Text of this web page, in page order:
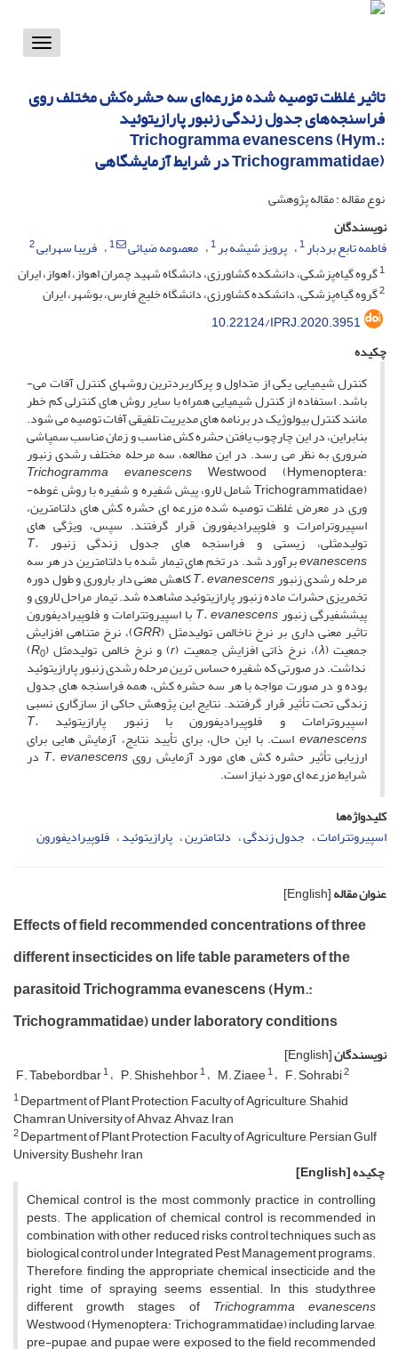
Toggle
تاثیر غلظت توصیه شده مزرعه‌ای سه حشره‌کش مختلف روی
فراسنجه‌های جدول زندگی زنبور پارازیتوئید
Trichogramma evanescens (Hym.:
Trichogrammatidae) در شرایط آزمایشگاهی
نوع مقاله : مقاله پژوهشی
نویسندگان
فاطمه تابع بردبار1 پرویز شیشه بر1 معصومه ضیائی 1 فریبا سهرابی2
1گروه گیاه‌پزشکی، دانشکده کشاورزی، دانشگاه شهید چمران اهواز، اهواز، ایران
2گروه گیاه‌پزشکی، دانشکده کشاورزی، دانشگاه خلیج فارس، بوشهر، ایران
10.22124/IPRJ.2020.3951
چکیده
کنترل شیمیایی یکی از متداول­ و پرکاربردترین روش­های کنترل آفات می­
باشد. استفاده از کنترل شیمیایی همراه با سایر روش ­های کنترلی کم­ خطر
مانند کنترل بیولوژیک در برنامه ­های مدیریت تلفیقی آفات توصیه می ­شود.
بنابراین، در این چارچوب یافتن حشره­ کش مناسب و زمان مناسب سم­پاشی
ضروری به نظر می­ رسد. در این مطالعه، سه مرحله مختلف رشدی زنبور
Trichogramma evanescens Westwood (Hymenoptera:
Trichogrammatidae) شامل لارو، پیش­­ شفیره و شفیره با روش غوطه­
وری در معرض غلظت توصیه شده مزرعه ­ای حشره­ کش­ های دلتامترین،
اسپیروترامرات و فلوپیرادیفورون قرار گرفتند. سپس، ویژگی­ های
تولیدمثلی، زیستی و فراسنجه ­های جدول زندگی زنبور T.
evanescensبرآورد شد. در تخم­ های تیمار شده با دلتامترین در هر سه
مرحله رشدی زنبورT. evanescensکاهش معنی­ دار باروری و طول دوره
تخمریزی حشرات ماده زنبور پارازیتوئید مشاهده شد. تیمار مراحل لاروی و
پیش­شفیرگی زنبورT. evanescensبا اسپیروتترامات و فلوپیرادیفورون
تاثیر معنی ­داری بر نرخ ناخالص تولیدمثل (GRR)، نرخ متناهی افزایش
جمعیت (λ)، نرخ ذاتی افزایش جمعیت (r) و نرخ خالص تولیدمثل ( R0
)
نداشت. در صورتی­ که شفیره حساس ­ترین مرحله رشدی زنبور پارازیتوئید
بوده و در صورت مواجه با هر سه حشره کش، همه فراسنجه­ های جدول
زندگی تحت تأثیر قرار گرفتند. نتایج این پژوهش حاکی از سازگاری نسبی
اسپیروترامات و فلوپیرادیفورون با زنبور پارازیتوئید T.
evanescens است. با این حال، برای تأیید نتایج، آزمایش ­هایی برای
ارزیابی تأثیر حشره ­کش ­های مورد آزمایش رویT. evanescens در
شرایط مزرعه ­ای مورد نیاز است.
کلیدواژه‌ها
اسپیروتترامات جدول زندگی دلتامترین پارازیتوئید فلوپیرادیفورون
عنوان مقاله[English]
Effects of field recommended concentrations of three
different insecticides on life table parameters of the
parasitoid Trichogramma evanescens (Hym.:
Trichogrammatidae) under laboratory conditions
نویسندگان[English]
F. Tabebordbar1 P. Shishehbor1 M. Ziaee1 F. Sohrabi2
1Department of Plant Protection, Faculty of Agriculture, Shahid
Chamran University of Ahvaz, Ahvaz, Iran
2Department of Plant Protection, Faculty of Agriculture, Persian Gulf
University, Bushehr, Iran
چکیده[English]
Chemical control is the most commonly practice in controlling
pests. The application of chemical control is recommended in
combination with other reduced risks control techniques such as
biological control under Integrated Pest Management programs.
Therefore, finding the appropriate chemical insecticide and the
right time of spraying seems essential. In this study,three
different growth stages of Trichogrammaevanescens
Westwood (Hymenoptera: Trichogrammatidae) including larvae,
pre-pupae, and pupae were exposed to the field recommended